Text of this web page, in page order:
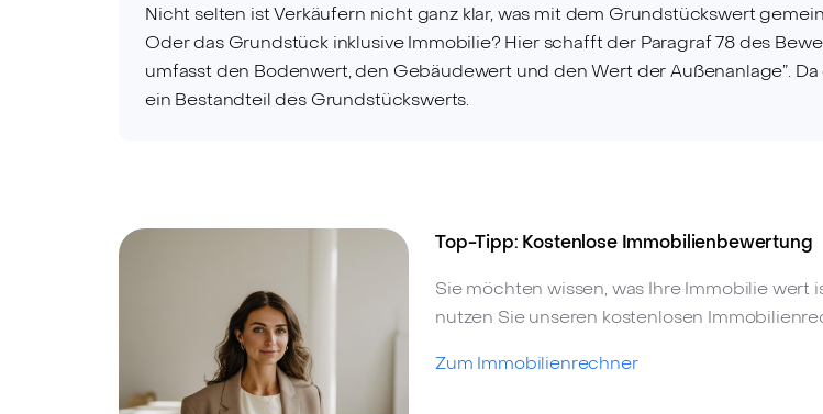
Nicht selten ist Verkäufern nicht ganz klar, was mit dem Grundstückswert
Oder das Grundstück inklusive Immobilie? Hier schafft der Paragraf 78 des
umfasst den Bodenwert, den Gebäudewert und den Wert der Außenanlage”.
ein Bestandteil des Grundstückswerts.
Top-Tipp: Kostenlose Immobilienbewertung
Sie möchten wissen, was Ihre Immobilie wert
nutzen Sie unseren kostenlosen
Zum Immobilienrechner